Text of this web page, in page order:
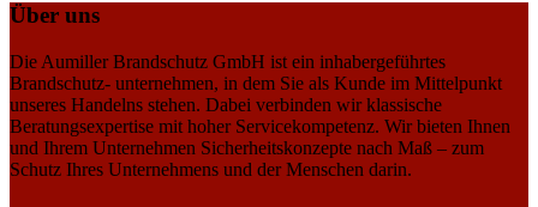
Über uns
Die Aumiller Brandschutz GmbH ist ein inhabergeführtes
Brandschutz- unternehmen, in dem Sie als Kunde im Mittelpunkt
unseres Handelns stehen. Dabei verbinden wir klassische
Beratungsexpertise mit hoher Servicekompetenz. Wir bieten Ihnen
und Ihrem Unternehmen Sicherheitskonzepte nach Maß – zum
Schutz Ihres Unternehmens und der Menschen darin.